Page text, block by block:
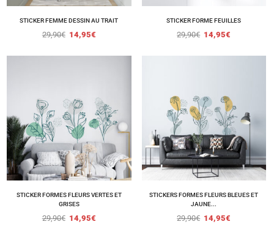
STICKER FEMME DESSIN AU TRAIT
29,90€ 14,95€
STICKER FORME FEUILLES
29,90€ 14,95€
STICKER FORMES FLEURS VERTES ET
GRISES
29,90€ 14,95€
STICKERS FORMES FLEURS BLEUES ET
JAUNE...
29,90€ 14,95€